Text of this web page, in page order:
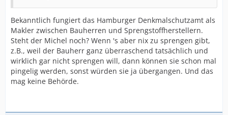
Bekanntlich fungiert das Hamburger Denkmalschutzamt als
Makler zwischen Bauherren und Sprengstoffherstellern.
Steht der Michel noch? Wenn 's aber nix zu sprengen gibt,
z.B., weil der Bauherr ganz überraschend tatsächlich und
wirklich gar nicht sprengen will, dann können sie schon mal
pingelig werden, sonst würden sie ja übergangen. Und das
mag keine Behörde.